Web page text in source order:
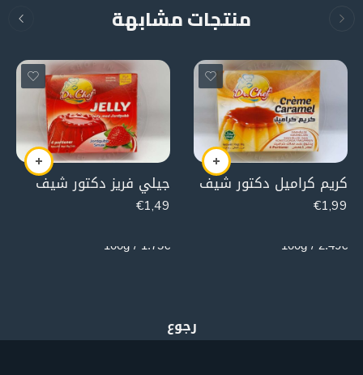
منتجات مشابهة
كريم كراميل دكتور شيف
€1,99
2.49€ / 100g
جيلي فريز دكتور شيف
€1,49
1.75€ / 100g